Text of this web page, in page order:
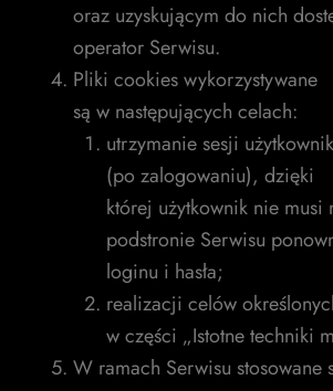
oraz uzyskującym do nich
operator Serwisu.
Pliki cookies wykorzystywane
są w następujących celach:
utrzymanie sesji
(po zalogowaniu), dzięki
której użytkownik nie musi
podstronie Serwisu
loginu i hasła;
realizacji celów
w części „Istotne techniki
W ramach Serwisu stosowane